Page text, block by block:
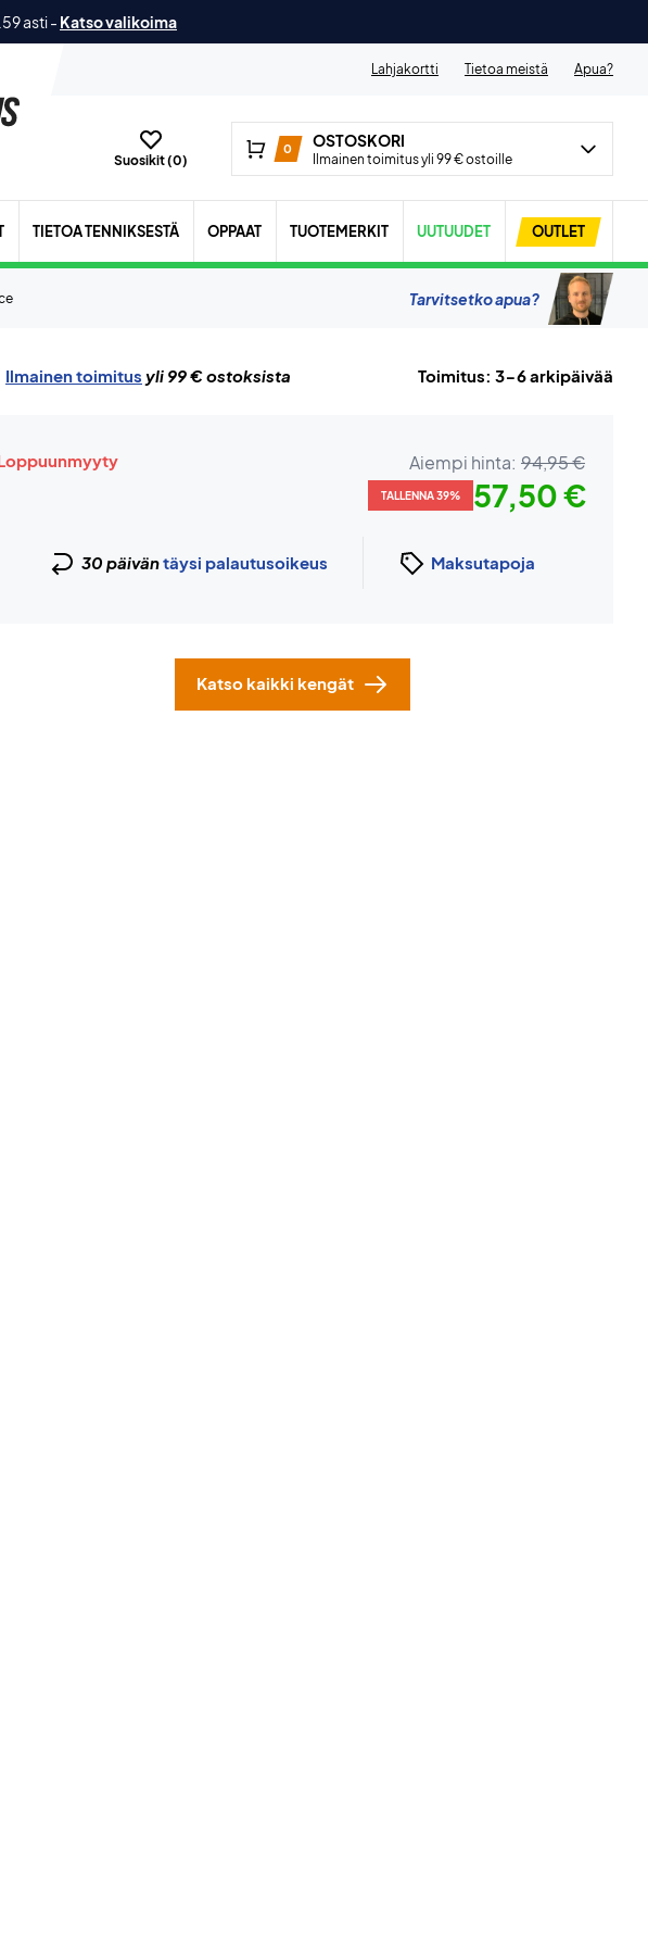
asti- Katso valikoima
Lahjakortti Tietoa meistä Apua?
Suosikit (0)
0 OSTOSKORI
Ilmainen toimitus yli 99 € ostoille
TIETOA TENNIKSESTÄ OPPAAT TUOTEMERKIT UUTUUDET OUTLET
Tarvitsetko apua?
Ilmainen toimitus yli 99 € ostoksista Toimitus: 3-6 arkipäivää
Aiempi hinta: 94,95 €
TALLENNA 39% 57,50 €
30 päiväntäysi palautusoikeus Maksutapoja
Katso kaikki kengät